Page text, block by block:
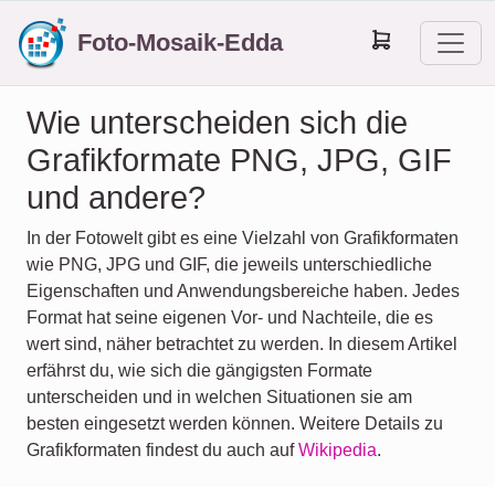
Foto-Mosaik-Edda
Wie unterscheiden sich die
Grafikformate PNG, JPG, GIF
und andere?
In der Fotowelt gibt es eine Vielzahl von Grafikformaten
wie PNG, JPG und GIF, die jeweils unterschiedliche
Eigenschaften und Anwendungsbereiche haben. Jedes
Format hat seine eigenen Vor- und Nachteile, die es
wert sind, näher betrachtet zu werden. In diesem Artikel
erfährst du, wie sich die gängigsten Formate
unterscheiden und in welchen Situationen sie am
besten eingesetzt werden können. Weitere Details zu
Grafikformaten findest du auch aufWikipedia.